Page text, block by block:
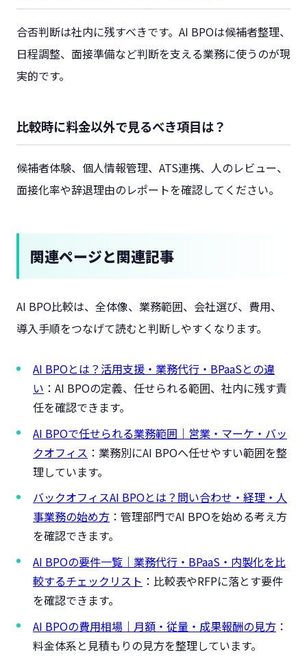
合否判断は社内に残すべきです。AI BPOは候補者整理、
日程調整、面接準備など判断を支える業務に使うのが現
実的です。
比較時に料金以外で見るべき項目は？
候補者体験、個人情報管理、ATS連携、人のレビュー、
面接化率や辞退理由のレポートを確認してください。
関連ページと関連記事
AI BPO比較は、全体像、業務範囲、会社選び、費用、
導入手順をつなげて読むと判断しやすくなります。
AI BPOとは？活用支援・業務代行・BPaaSとの違
い ：AI BPOの定義、任せられる範囲、社内に残す責
任を確認できます。
AI BPOで任せられる業務範囲｜営業・マーケ・バッ
クオフィス ：業務別にAI BPOへ任せやすい範囲を整
理しています。
バックオフィスAI BPOとは？問い合わせ・経理・人
事業務の始め方 ：管理部門でAI BPOを始める考え方
を確認できます。
AI BPOの要件一覧｜業務代行・BPaaS・内製化を比
較するチェックリスト ：比較表やRFPに落とす要件
を確認できます。
AI BPOの費用相場｜月額・従量・成果報酬の見方 ：
料金体系と見積もりの見方を整理しています。